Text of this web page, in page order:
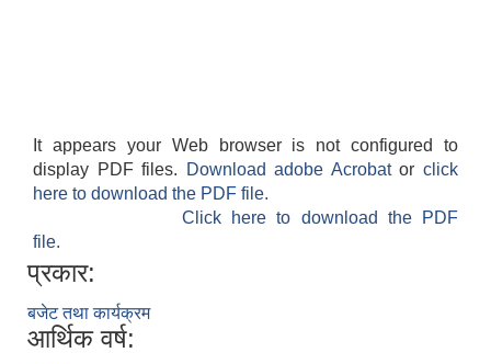
It appears your Web browser is not configured to
display PDF files.
Download adobe Acrobatorclick
here to download the PDF file.
Click here to download the PDF
file.
प्रकार:
बजेट तथा कार्यक्रम
आर्थिक वर्ष: